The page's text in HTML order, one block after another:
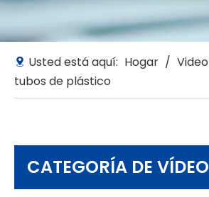
Usted está aquí: Hogar / Video
tubos de plástico
CATEGORÍA DE VÍDEO